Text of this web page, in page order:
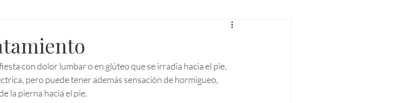
con dolor lumbar o en glúteo que se irradia hacia el pie.
pero puede tener además sensación de hormigueo,
la pierna hacia el pie.